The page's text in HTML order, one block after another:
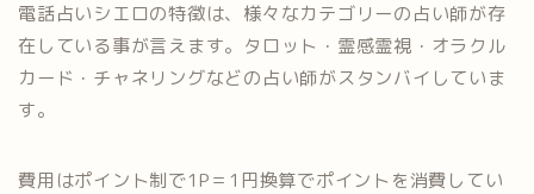
電話占いシエロの特徴は、様々なカテゴリーの占い師が存
在している事が言えます。タロット・霊感霊視・オラクル
カード・チャネリングなどの占い師がスタンバイしていま
す。
費用はポイント制で1P＝1円換算でポイントを消費してい